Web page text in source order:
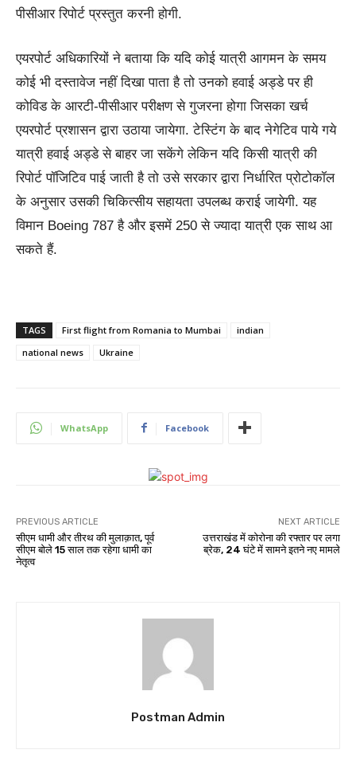
पीसीआर रिपोर्ट प्रस्तुत करनी होगी.
एयरपोर्ट अधिकारियों ने बताया कि यदि कोई यात्री आगमन के समय
कोई भी दस्तावेज नहीं दिखा पाता है तो उनको हवाई अड्डे पर ही
कोविड के आरटी-पीसीआर परीक्षण से गुजरना होगा जिसका खर्च
एयरपोर्ट प्रशासन द्वारा उठाया जायेगा. टेस्टिंग के बाद नेगेटिव पाये गये
यात्री हवाई अड्डे से बाहर जा सकेंगे लेकिन यदि किसी यात्री की
रिपोर्ट पॉजिटिव पाई जाती है तो उसे सरकार द्वारा निर्धारित प्रोटोकॉल
के अनुसार उसकी चिकित्सीय सहायता उपलब्ध कराई जायेगी. यह
विमान Boeing 787 है और इसमें 250 से ज्यादा यात्री एक साथ आ
सकते हैं.
TAGS First flight from Romania to Mumbai
indian
national news
Ukraine
WhatsApp Facebook
PREVIOUS ARTICLE
सीएम धामी और तीरथ की मुलाक़ात, पूर्व
सीएम बोले 15 साल तक रहेगा धामी का
नेतृत्व
NEXT ARTICLE
उत्तराखंड में कोरोना की रफ्तार पर लगा
ब्रेक, 24 घंटे में सामने इतने नए मामले
Postman Admin